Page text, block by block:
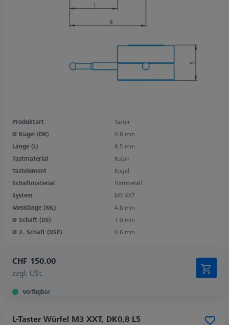
Produktart
Taster
Ø Kugel (DK)
0.8 mm
Länge (L)
8.5 mm
Tastmaterial
Rubin
Tastelement
Kugel
Schaftmaterial
Hartmetall
System
M3 XXT
Messlänge (ML)
4.8 mm
Ø Schaft (DS)
1.0 mm
Ø 2. Schaft (DSE)
0.6 mm
CHF 150.00
zzgl. USt.
Verfügbar
L-Taster Würfel M3 XXT, DK0,8 L5